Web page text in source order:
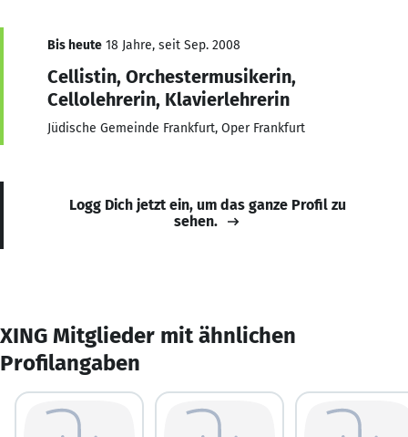
Bis heute 18 Jahre, seit Sep. 2008
Cellistin, Orchestermusikerin,
Cellolehrerin, Klavierlehrerin
Jüdische Gemeinde Frankfurt, Oper Frankfurt
Logg Dich jetzt ein, um das ganze Profil zu
sehen.
XING Mitglieder mit ähnlichen
Profilangaben